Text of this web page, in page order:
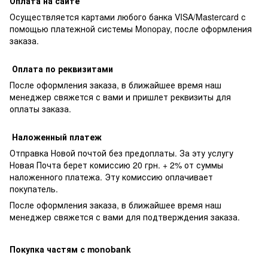
Осуществляется картами любого банка VISA/Mastercard с
помощью платежной системы Monopay, после оформления
заказа.
Оплата по реквизитами
После оформления заказа, в ближайшее время наш
менеджер свяжется с вами и пришлет реквизиты для
оплаты заказа.
Наложенный платеж
Отправка Новой почтой без предоплаты. За эту услугу
Новая Почта берет комиссию 20 грн. + 2% от суммы
наложенного платежа. Эту комиссию оплачивает
покупатель.
После оформления заказа, в ближайшее время наш
менеджер свяжется с вами для подтверждения заказа.
Покупка частям с monobank